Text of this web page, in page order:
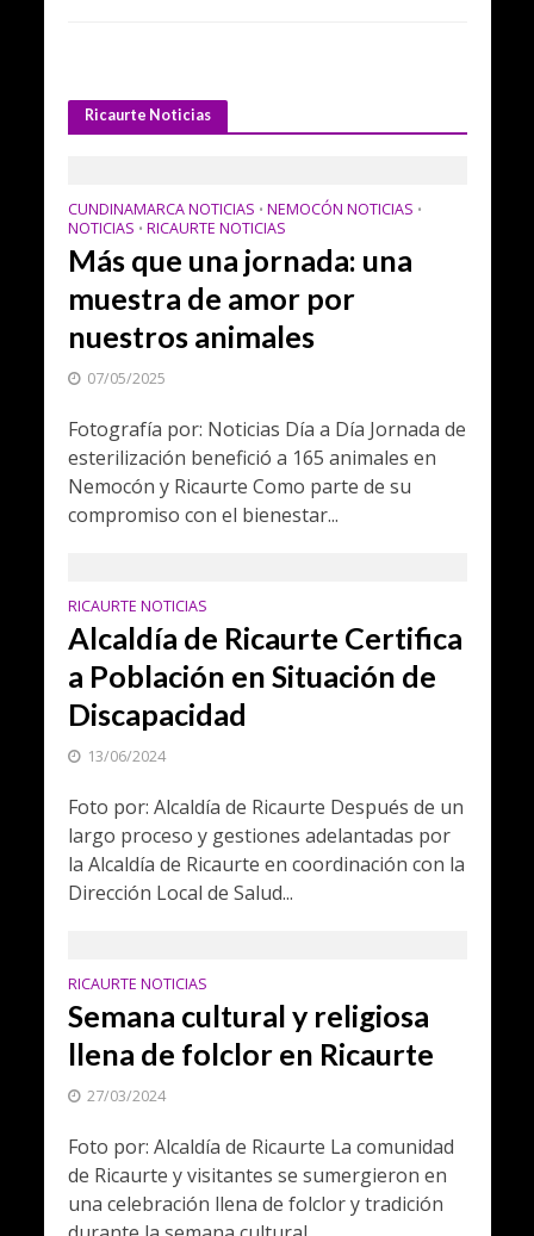
Ricaurte Noticias
CUNDINAMARCA NOTICIAS • NEMOCÓN NOTICIAS •
NOTICIAS • RICAURTE NOTICIAS
Más que una jornada: una
muestra de amor por
nuestros animales
07/05/2025
Fotografía por: Noticias Día a Día Jornada de
esterilización benefició a 165 animales en
Nemocón y Ricaurte Como parte de su
compromiso con el bienestar...
RICAURTE NOTICIAS
Alcaldía de Ricaurte Certifica
a Población en Situación de
Discapacidad
13/06/2024
Foto por: Alcaldía de Ricaurte Después de un
largo proceso y gestiones adelantadas por
la Alcaldía de Ricaurte en coordinación con la
Dirección Local de Salud...
RICAURTE NOTICIAS
Semana cultural y religiosa
llena de folclor en Ricaurte
27/03/2024
Foto por: Alcaldía de Ricaurte La comunidad
de Ricaurte y visitantes se sumergieron en
una celebración llena de folclor y tradición